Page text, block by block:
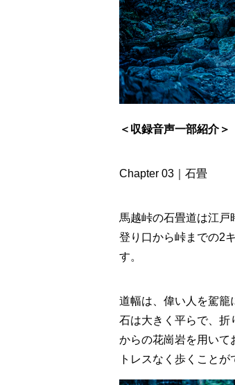
＜収録音声一部紹介＞
Chapter 03｜石畳
馬越峠の石畳道は江戸
登り口から峠までの2
す。
道幅は、偉い人を駕籠
石は大きく平らで、折
からの花崗岩を用いて
トレスなく歩くことが